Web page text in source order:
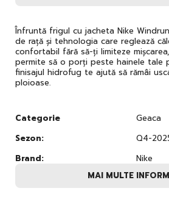
Înfruntă frigul cu jacheta Nike
de rață și tehnologia care reglează
confortabil fără să-ți limiteze
permite să o porți peste hainele tale
finisajul hidrofug te ajută să rămâi
ploioase.
Categorie
Geaca
Sezon:
Q4-
Brand:
Nike
MAI MULTE